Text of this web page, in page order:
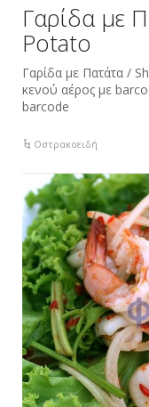
Γαρίδα με
Potato
Γαρίδα με Πατάτα /
κενού αέρος με
barcode
Οστρακοειδή